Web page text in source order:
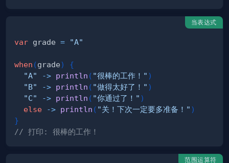
当表达式
var grade = "A"
when (grade)
{
"A"
-> println ( "很棒的工作！" )
"B"
-> println ( "做得太好了！" )
"C"
-> println ( "你通过了！" )
else
-> println ( "关！下次一定要多准备！" )
}
// 打印: 很棒的工作！
范围运算符